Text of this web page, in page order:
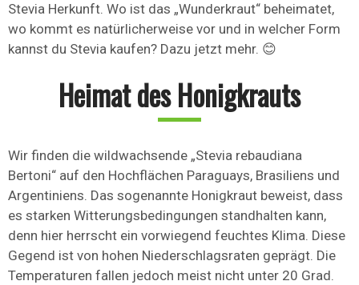
Stevia Herkunft. Wo ist das „Wunderkraut“ beheimatet,
wo kommt es natürlicherweise vor und in welcher Form
kannst du Stevia kaufen? Dazu jetzt mehr. 😊
Heimat des Honigkrauts
Wir finden die wildwachsende „Stevia rebaudiana
Bertoni“ auf den Hochflächen Paraguays, Brasiliens und
Argentiniens. Das sogenannte Honigkraut beweist, dass
es starken Witterungsbedingungen standhalten kann,
denn hier herrscht ein vorwiegend feuchtes Klima. Diese
Gegend ist von hohen Niederschlagsraten geprägt. Die
Temperaturen fallen jedoch meist nicht unter 20 Grad.